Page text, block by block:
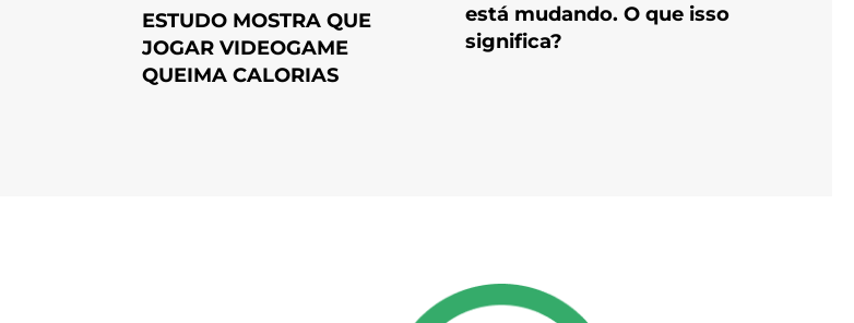
ESTUDO MOSTRA QUE
JOGAR VIDEOGAME
QUEIMA CALORIAS
está mudando. O que isso
significa?